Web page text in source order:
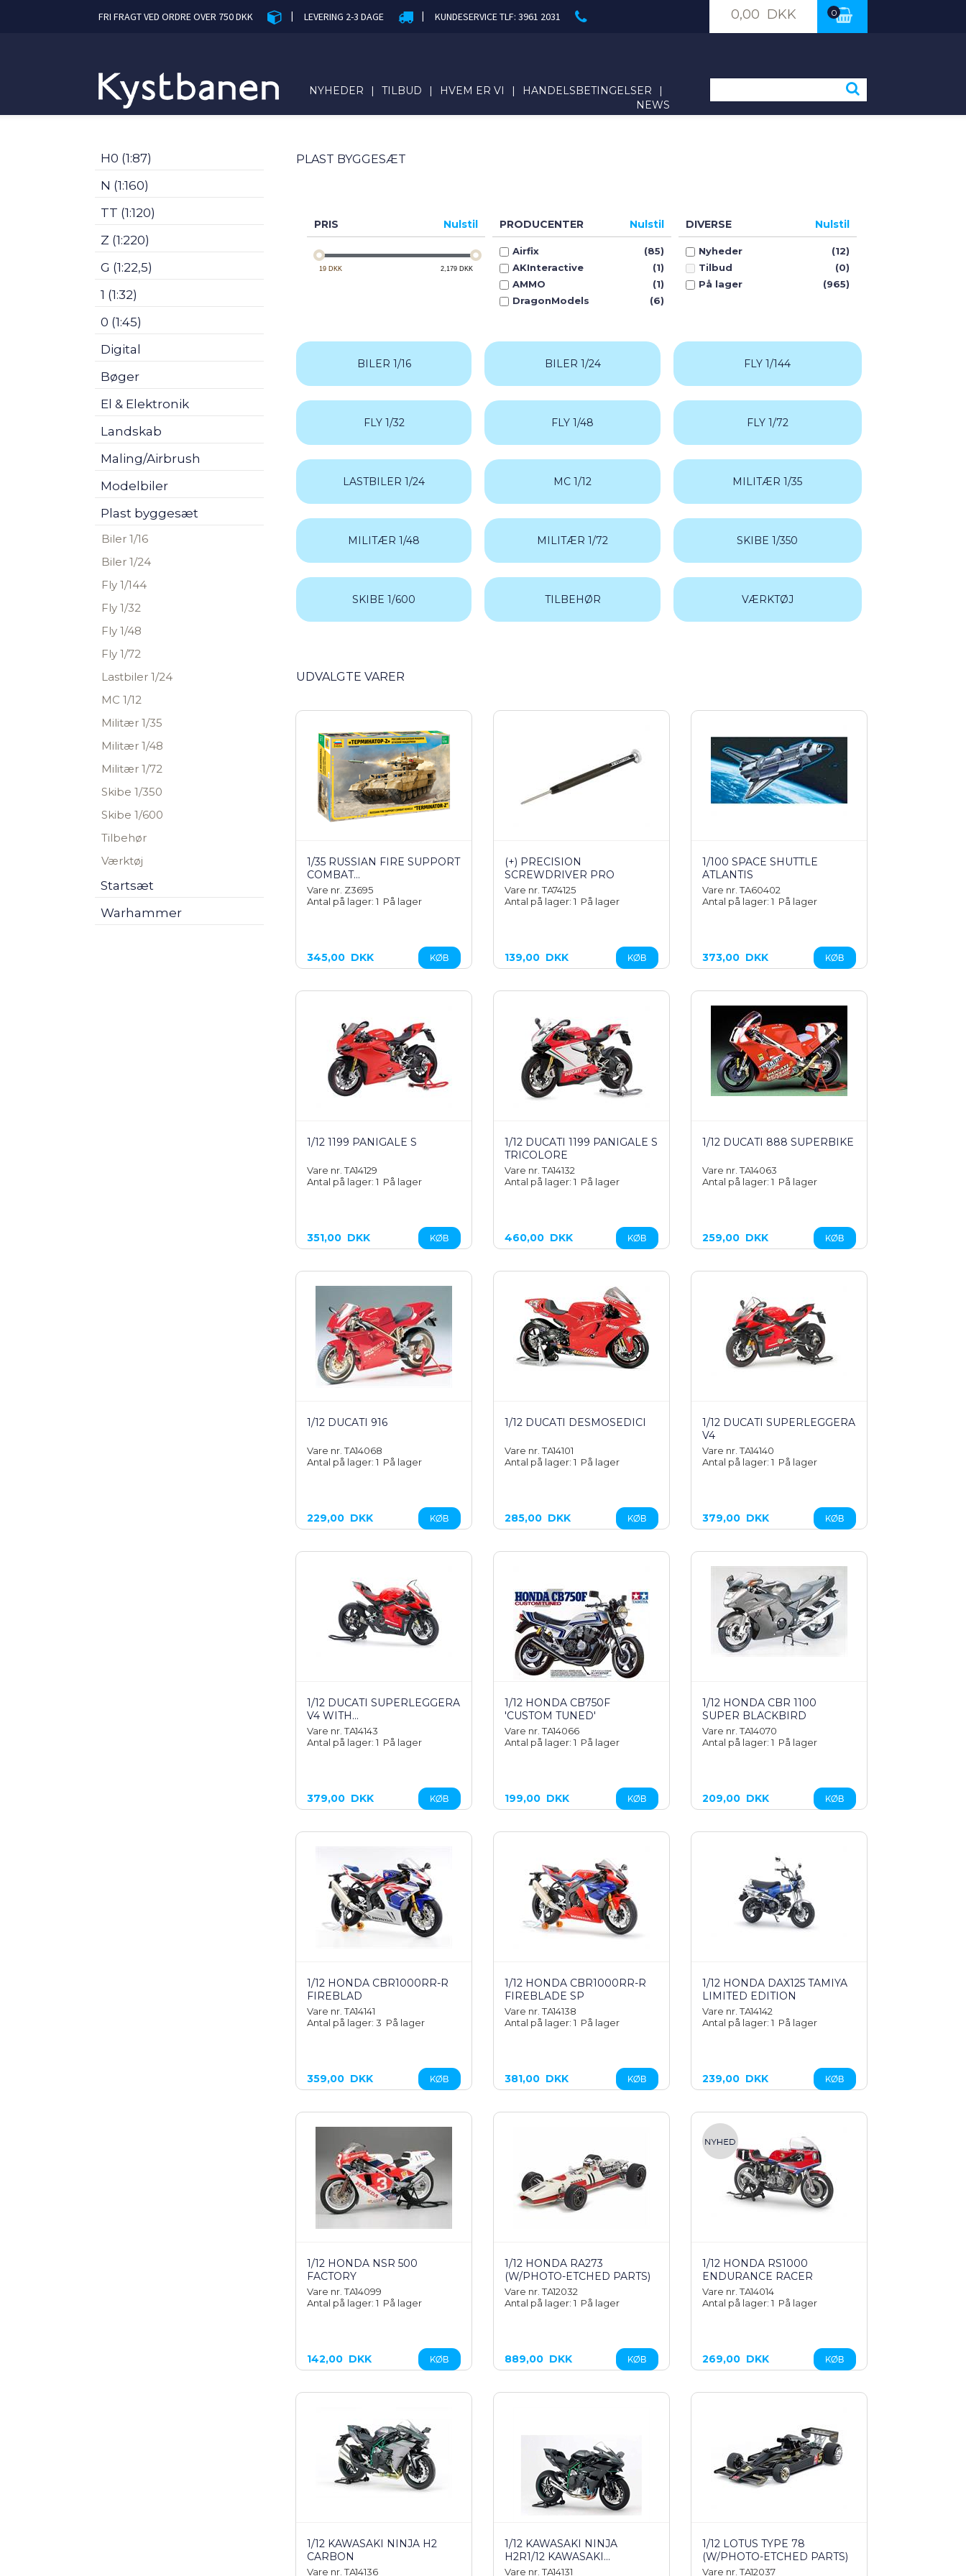
FRI FRAGT VED ORDRE OVER 750 DKK | LEVERING 2-3 DAGE | KUNDESERVICE TLF: 3961 2031 0,00 DKK 0
NYHEDER | TILBUD | HVEM ER VI | HANDELSBETINGELSER
|
NEWS
H0 (1:87)
N (1:160)
TT (1:120)
Z (1:220)
G (1:22,5)
1 (1:32)
0 (1:45)
Digital
Bøger
El & Elektronik
Landskab
Maling/Airbrush
Modelbiler
Plast byggesæt
Biler 1/16
Biler 1/24
Fly 1/144
Fly 1/32
Fly 1/48
Fly 1/72
Lastbiler 1/24
MC 1/12
Militær 1/35
Militær 1/48
Militær 1/72
Skibe 1/350
Skibe 1/600
Tilbehør
Værktøj
Startsæt
Warhammer
PLAST BYGGESÆT
PRIS Nulstil
19 DKK 2,179 DKK
PRODUCENTER Nulstil
Airfix
(85)
AKInteractive
(1)
AMMO
(1)
DragonModels
(6)
(2)
Hasegawa
(11)
HobbyZone
(32)
Humbrol
(2)
(174)
(87)
RyeFieldModels
(3)
(23)
(11)
Zvezda
(19)
DIVERSE Nulstil
Nyheder
(12)
Tilbud
(0)
På lager
(965)
BILER 1/16 BILER 1/24 FLY 1/144
FLY 1/32 FLY 1/48 FLY 1/72
LASTBILER 1/24 MC 1/12 MILITÆR 1/35
MILITÆR 1/48 MILITÆR 1/72 SKIBE 1/350
SKIBE 1/600 TILBEHØR VÆRKTØJ
UDVALGTE VARER
1/35 RUSSIAN FIRE SUPPORT
COMBAT...
Vare nr. Z3695
Antal på lager: 1 På lager
345,00 DKK
(+) PRECISION
SCREWDRIVER PRO
Vare nr. TA74125
Antal på lager: 1 På lager
139,00DKK
1/100 SPACE SHUTTLE
ATLANTIS
Vare nr. TA60402
Antal på lager: 1 På lager
373,00DKK
1/12 1199 PANIGALE S
Vare nr. TA14129
Antal på lager: 1 På lager
351,00 DKK
1/12 DUCATI 1199 PANIGALE S
TRICOLORE
Vare nr. TA14132
Antal på lager: 1 På lager
460,00DKK
1/12 DUCATI 888 SUPERBIKE
Vare nr. TA14063
Antal på lager: 1 På lager
259,00DKK
1/12 DUCATI 916
Vare nr. TA14068
Antal på lager: 1 På lager
229,00 DKK
1/12 DUCATI DESMOSEDICI
Vare nr. TA14101
Antal på lager: 1 På lager
285,00DKK
1/12 DUCATI SUPERLEGGERA
V4
Vare nr. TA14140
Antal på lager: 1 På lager
379,00DKK
1/12 DUCATI SUPERLEGGERA
V4 WITH...
Vare nr. TA14143
Antal på lager: 1 På lager
379,00 DKK
1/12 HONDA CB750F
'CUSTOM TUNED'
Vare nr. TA14066
Antal på lager: 1 På lager
199,00DKK
1/12 HONDA CBR 1100
SUPER BLACKBIRD
Vare nr. TA14070
Antal på lager: 1 På lager
209,00DKK
1/12 HONDA CBR1000RR-R
FIREBLAD
Vare nr. TA14141
Antal på lager: 3 På lager
359,00 DKK
1/12 HONDA CBR1000RR-R
FIREBLADE SP
Vare nr. TA14138
Antal på lager: 1 På lager
381,00DKK
1/12 HONDA DAX125 TAMIYA
LIMITED EDITION
Vare nr. TA14142
Antal på lager: 1 På lager
239,00DKK
1/12 HONDA NSR 500
FACTORY
Vare nr. TA14099
Antal på lager: 1 På lager
142,00 DKK
1/12 HONDA RA273
(W/PHOTO-ETCHED PARTS)
Vare nr. TA12032
Antal på lager: 1 På lager
889,00DKK
1/12 HONDA RS1000
ENDURANCE RACER
Vare nr. TA14014
Antal på lager: 1 På lager
269,00DKK
1/12 KAWASAKI NINJA H2
CARBON
Vare nr. TA14136
1/12 KAWASAKI NINJA
H2R1/12 KAWASAKI...
Vare nr. TA14131
1/12 LOTUS TYPE 78
(W/PHOTO-ETCHED PARTS)
Vare nr. TA12037